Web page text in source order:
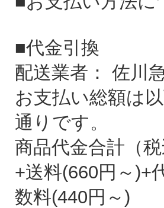
■代金引換
配送業者： 佐川
お支払い総額は
通りです。
商品代金合計（税
+送料(660円～)+
数料(440円～)